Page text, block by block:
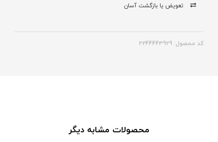
تعویض یا بازگشت آسان
کد محصول: 2244443929
محصولات مشابه دیگر